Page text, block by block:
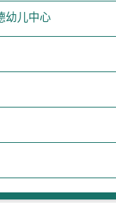
幼儿中心